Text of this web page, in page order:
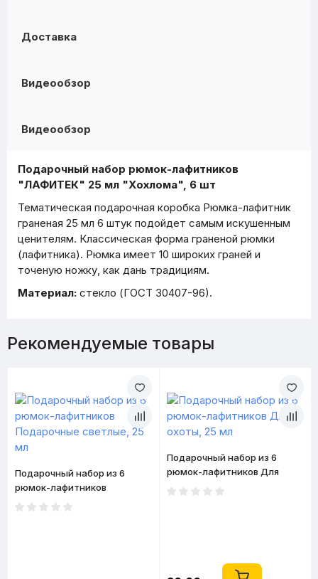
Доставка
Видеообзор
Видеообзор
Подарочный набор рюмок-лафитников
"ЛАФИТЕК" 25 мл "Хохлома", 6 шт
Тематическая подарочная коробка Рюмка-лафитник
граненая 25 мл 6 штук подойдет самым искушенным
ценителям. Классическая форма граненой рюмки
(лафитника). Рюмка имеет 10 широких граней и
точеную ножку, как дань традициям.
Материал: стекло (ГОСТ 30407-96).
Рекомендуемые товары
Подарочный набор из 6
рюмок-лафитников
Подарочные светлые, 25 мл
Подарочный набор из 6
рюмок-лафитников Для
охоты, 25 мл